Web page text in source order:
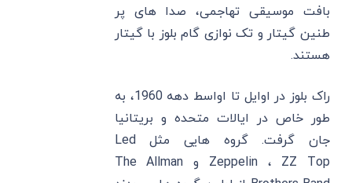
بافت موسیقی تهاجمی، صدا های پر
طنین گیتار و تک نوازی گام بلوز با گیتار
هستند.
راک بلوز در اوایل تا اواسط دهه 1960، به
طور خاص در ایالات متحده و بریتانیا
جان گرفت. گروه‌ هایی مثل Led
Zeppelin ، ZZ Top و The Allman